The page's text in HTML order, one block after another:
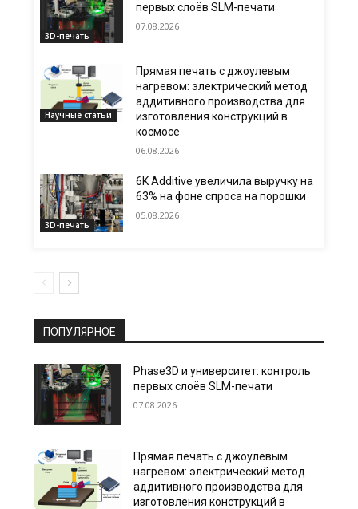
3D-печать
первых слоёв SLM-печати
07.08.2026
Научные статьи
Прямая печать с джоулевым
нагревом: электрический метод
аддитивного производства для
изготовления конструкций в
космосе
06.08.2026
3D-печать
6K Additive увеличила выручку на
63% на фоне спроса на порошки
05.08.2026
ПОПУЛЯРНОЕ
Phase3D и университет: контроль
первых слоёв SLM-печати
07.08.2026
Прямая печать с джоулевым
нагревом: электрический метод
аддитивного производства для
изготовления конструкций в